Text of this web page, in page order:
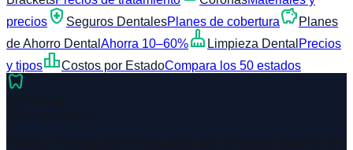
precios health_and_safety Seguros DentalesPlanes de coberturasavings Planes
de Ahorro Dental Ahorra 10–60%cleaning_services Limpieza Dental Precios
y tiposleaderboardCostos por EstadoCompara los 50 estados
dentistry